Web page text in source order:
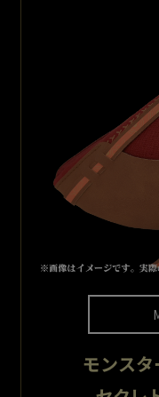
イクオーナーのセカン
ちなみにモデル名の読
ーバー(境界を越えて交
に今回のコラボを暗示
モンス